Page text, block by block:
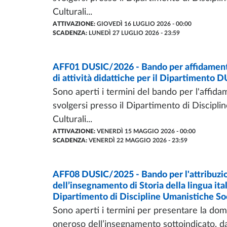
Culturali...
ATTIVAZIONE: GIOVEDÌ 16 LUGLIO 2026 - 00:00
SCADENZA: LUNEDÌ 27 LUGLIO 2026 - 23:59
BANDI- ULTIMO AGGIORNAMENTO:08/06/2026
AFF01 DUSIC/2026 - Bando per
di attività didattiche per il Dipartimento
Sono aperti i termini del bando per
svolgersi presso il Dipartimento di
Culturali...
ATTIVAZIONE: VENERDÌ 15 MAGGIO 2026 - 00:00
SCADENZA: VENERDÌ 22 MAGGIO 2026 - 23:59
BANDI- ULTIMO AGGIORNAMENTO:30/03/2026
AFF08 DUSIC/2025 - Bando per
dell’insegnamento di Storia della lingua
Dipartimento di Discipline Umanistiche
Sono aperti i termini per presentare la
oneroso dell’insegnamento sottoindicato,